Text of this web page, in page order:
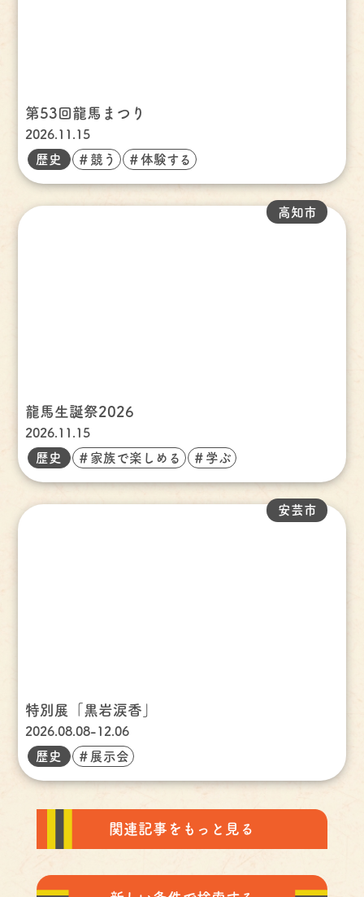
第53回龍馬まつり
2026.11.15
歴史 ＃競う ＃体験する
龍馬生誕祭2026
2026.11.15
高知市
歴史 ＃家族で楽しめる ＃学ぶ
特別展「黒岩涙香」
2026.08.08-12.06
安芸市
歴史 ＃展示会
関連記事をもっと見る